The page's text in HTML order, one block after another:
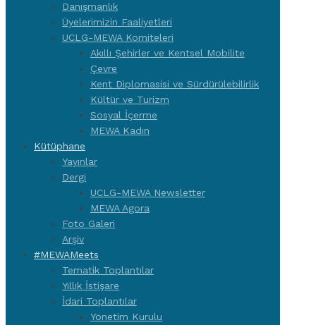
Danışmanlık
Üyelerimizin Faaliyetleri
UCLG-MEWA Komiteleri
Akıllı Şehirler ve Kentsel Mobilite
Çevre
Kent Diplomasisi ve Sürdürülebilirlik
Kültür ve Turizm
Sosyal İçerme
MEWA Kadın
Kütüphane
Yayınlar
Dergi
UCLG-MEWA Newsletter
MEWA Agora
Foto Galeri
Arşiv
#MEWAMeets
Tematik Toplantılar
Yıllık İstişare
İdari Toplantılar
Yönetim Kurulu